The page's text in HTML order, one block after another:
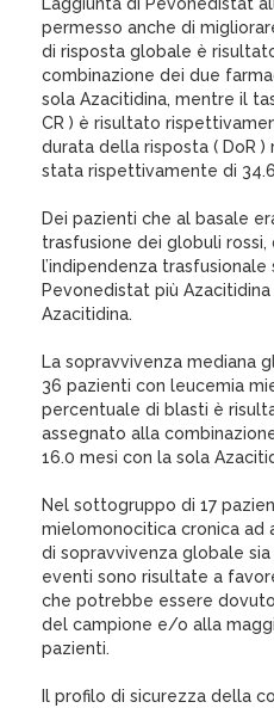
permesso anche di
di risposta globale è
combinazione dei due
sola Azacitidina, mentre il
CR ) è risultato
durata della risposta ( DoR )
stata rispettivamente di 34.6
Dei pazienti che al basale
trasfusione dei globuli
l’indipendenza
Pevonedistat più
Azacitidina.
La sopravvivenza mediana
36 pazienti con leucemia
percentuale di blasti è
assegnato alla
16.0 mesi con la sola
Nel sottogruppo di 17
mielomonocitica cronica ad
di sopravvivenza globale
eventi sono risultate a
che potrebbe essere
del campione e/o alla
pazienti.
Il profilo di sicurezza della